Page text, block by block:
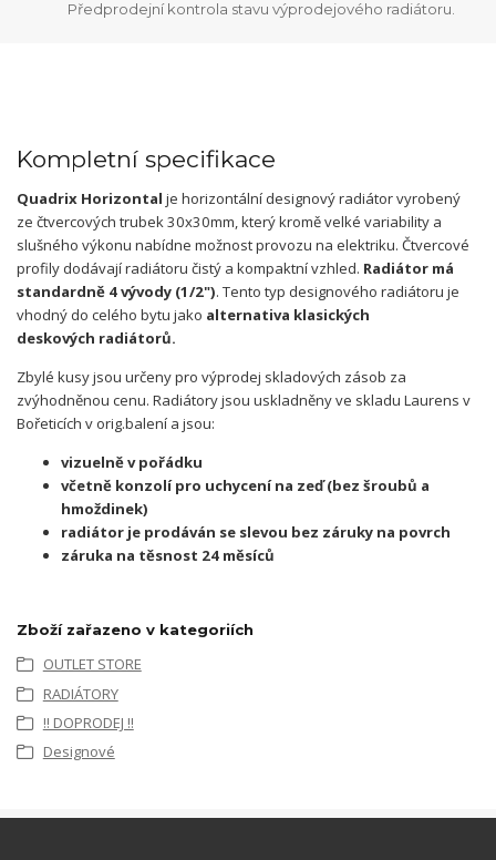
Předprodejní kontrola stavu výprodejového radiátoru.
Kompletní specifikace
Quadrix Horizontal je horizontální designový radiátor vyrobený
ze čtvercových trubek 30x30mm, který kromě velké variability a
slušného výkonu nabídne možnost provozu na elektriku. Čtvercové
profily dodávají radiátoru čistý a kompaktní vzhled. Radiátor má
standardně 4 vývody (1/2"). Tento typ designového radiátoru je
vhodný do celého bytu jako alternativa klasických
deskových radiátorů.
Zbylé kusy jsou určeny pro výprodej skladových zásob za
zvýhodněnou cenu. Radiátory jsou uskladněny ve skladu Laurens v
Bořeticích v orig.balení a jsou:
vizuelně v pořádku
včetně konzolí pro uchycení na zeď (bez šroubů a
hmoždinek)
radiátor je prodáván se slevou bez záruky na povrch
záruka na těsnost 24 měsíců
Zboží zařazeno v kategoriích
OUTLET STORE
RADIÁTORY
!! DOPRODEJ !!
Designové